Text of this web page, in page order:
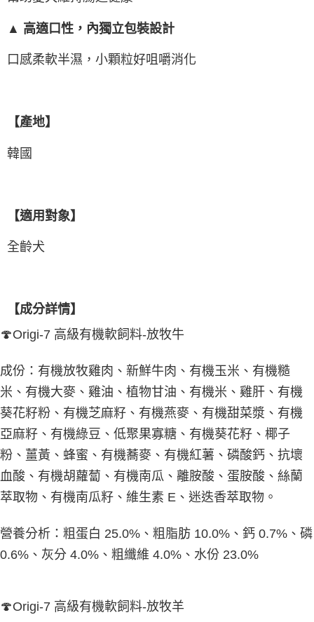
▲ 高適口性，內獨立包裝設計
口感柔軟半濕，小顆粒好咀嚼消化
【產地】
韓國
【適用對象】
全齡犬
【成分詳情】
🍄Origi-7 高級有機軟飼料-放牧牛
成份：有機放牧雞肉、新鮮牛肉、有機玉米、有機糙
米、有機大麥、雞油、植物甘油、有機米、雞肝、有機
葵花籽粉、有機芝麻籽、有機燕麥、有機甜菜漿、有機
亞麻籽、有機綠豆、低聚果寡糖、有機葵花籽、椰子
粉、薑黃、蜂蜜、有機蕎麥、有機紅薯、磷酸鈣、抗壞
血酸、有機胡蘿蔔、有機南瓜、離胺酸、蛋胺酸、絲蘭
萃取物、有機南瓜籽、維生素 E、迷迭香萃取物。
營養分析：粗蛋白 25.0%、粗脂肪 10.0%、鈣 0.7%、磷
0.6%、灰分 4.0%、粗纖維 4.0%、水份 23.0%
🍄Origi-7 高級有機軟飼料-放牧羊